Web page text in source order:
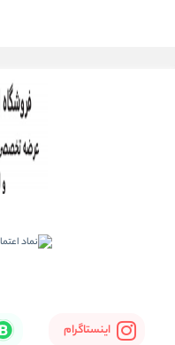
اینستاگرام